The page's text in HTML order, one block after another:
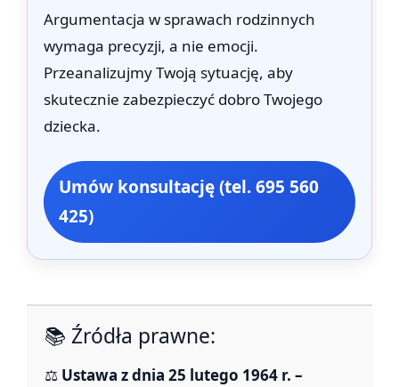
Argumentacja w sprawach rodzinnych
wymaga precyzji, a nie emocji.
Przeanalizujmy Twoją sytuację, aby
skutecznie zabezpieczyć dobro Twojego
dziecka.
Umów konsultację (tel. 695 560
425)
📚 Źródła prawne:
⚖️ Ustawa z dnia 25 lutego 1964 r. –